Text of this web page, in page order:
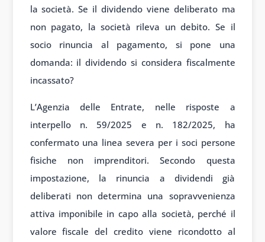
la società. Se il dividendo viene deliberato ma
non pagato, la società rileva un debito. Se il
socio rinuncia al pagamento, si pone una
domanda: il dividendo si considera fiscalmente
incassato?
L’Agenzia delle Entrate, nelle risposte a
interpello n. 59/2025 e n. 182/2025, ha
confermato una linea severa per i soci persone
fisiche non imprenditori. Secondo questa
impostazione, la rinuncia a dividendi già
deliberati non determina una sopravvenienza
attiva imponibile in capo alla società, perché il
valore fiscale del credito viene ricondotto al